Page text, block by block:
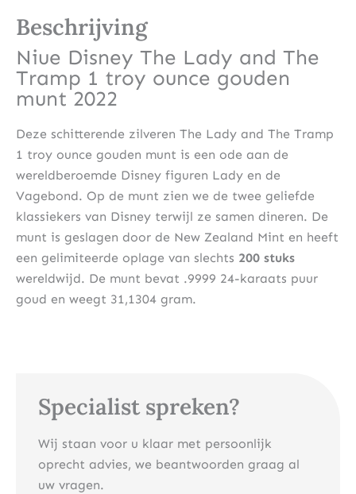
Specialist spreken?
Wij staan voor u klaar met persoonlijk
oprecht advies, we beantwoorden graag al
uw vragen.
Beschrijving
Niue Disney The Lady and The
Tramp 1 troy ounce gouden
munt 2022
Deze schitterende zilveren The Lady and The Tramp
1 troy ounce gouden munt is een ode aan de
wereldberoemde Disney figuren Lady en de
Vagebond. Op de munt zien we de twee geliefde
klassiekers van Disney terwijl ze samen dineren. De
munt is geslagen door de New Zealand Mint en heeft
een gelimiteerde oplage van slechts 200 stuks
wereldwijd. De munt bevat .9999 24-karaats puur
goud en weegt 31,1304 gram.